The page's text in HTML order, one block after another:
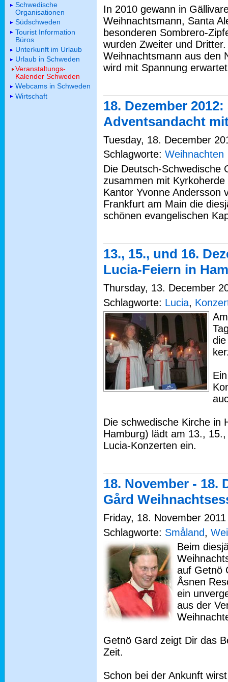
In 2010 gewann in
Weihnachtsmann, Santa
besonderen Sombrero-
wurden Zweiter und
Weihnachtsmann aus den
wird mit Spannung
18. Dezember
Adventsandacht
Tuesday, 18. December
Schlagworte: Weihnachten
Die Deutsch-Schwedische
zusammen mit
Kantor Yvonne Andersson
Frankfurt am Main die
schönen evangelischen
13., 15., und 16.
Lucia-Feiern in
Thursday, 13. December
Schlagworte: Lucia,
Die schwedische Kirche in
Hamburg) lädt am 13.,
Lucia-Konzerten ein.
18. November - 18.
Gård
Friday, 18. November
Schlagworte: Småland,
Beim
auf Getnö
Åsnen
ein
aus der
Getnö Gard zeigt Dir das
Zeit.
Schon bei der Ankunft
Schwedische
Organisationen
Südschweden
Tourist Information
Büros
Unterkunft im Urlaub
Urlaub in Schweden
Veranstaltungs-
Kalender Schweden
Webcams in Schweden
Wirtschaft